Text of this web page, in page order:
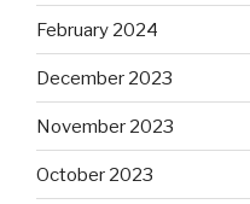
February 2024
December 2023
November 2023
October 2023